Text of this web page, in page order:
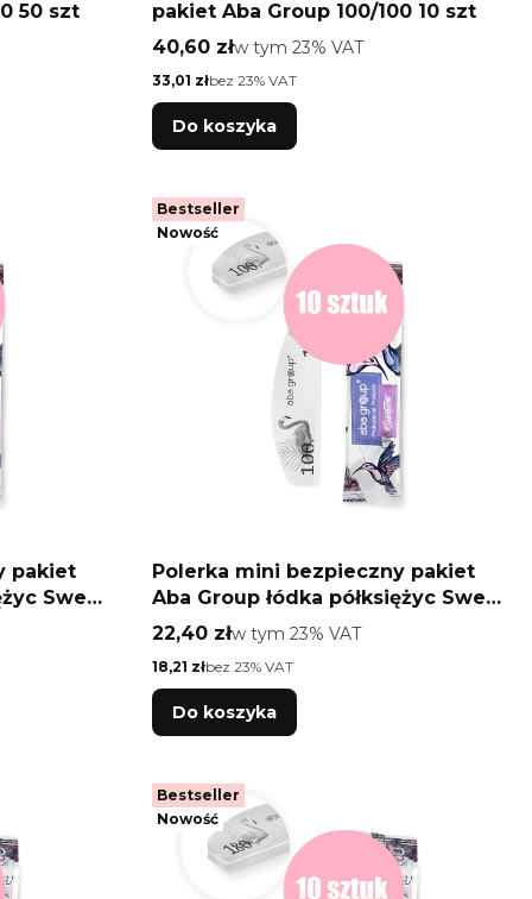
50 szt
pakiet Aba Group 100/100 10 szt
Cena brutto
40,60 złw tym %s VAT
w tym 23% VAT
Cena netto
33,01 złbez 23% VAT
Do koszyka
pakiet
Sweet
Bestseller
Nowość
Polerka mini bezpieczny pakiet
Aba Group łódka półksiężyc Sweet
100/180 10 szt
Cena brutto
22,40 złw tym %s VAT
w tym 23% VAT
Cena netto
18,21 złbez 23% VAT
Do koszyka
Bestseller
Nowość